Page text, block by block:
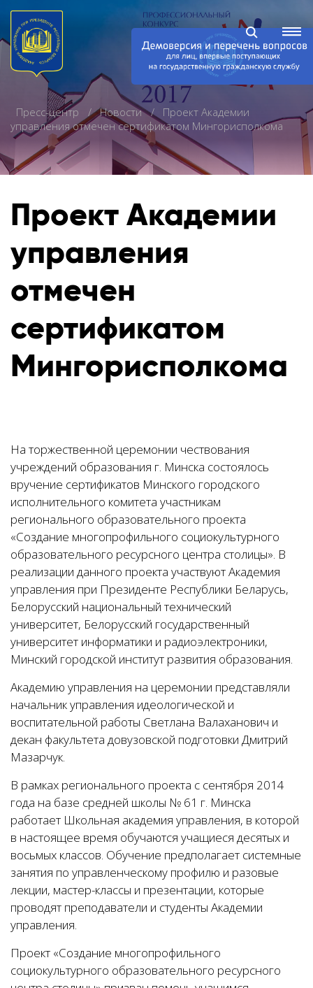
Пресс-центр Новости
Проект Академии
управления отмечен сертификатом Мингорисполкома
Проект Академии
управления
отмечен
сертификатом
Мингорисполкома
На торжественной церемонии чествования
учреждений образования г. Минска состоялось
вручение сертификатов Минского городского
исполнительного комитета участникам
регионального образовательного проекта
«Создание многопрофильного социокультурного
образовательного ресурсного центра столицы». В
реализации данного проекта участвуют Академия
управления при Президенте Республики Беларусь,
Белорусский национальный технический
университет, Белорусский государственный
университет информатики и радиоэлектроники,
Минский городской институт развития образования.
Академию управления на церемонии представляли
начальник управления идеологической и
воспитательной работы Светлана Валаханович и
декан факультета довузовской подготовки Дмитрий
Мазарчук.
В рамках регионального проекта с сентября 2014
года на базе средней школы № 61 г. Минска
работает Школьная академия управления, в которой
в настоящее время обучаются учащиеся десятых и
восьмых классов. Обучение предполагает системные
занятия по управленческому профилю и разовые
лекции, мастер-классы и презентации, которые
проводят преподаватели и студенты Академии
управления.
Проект «Создание многопрофильного
социокультурного образовательного ресурсного